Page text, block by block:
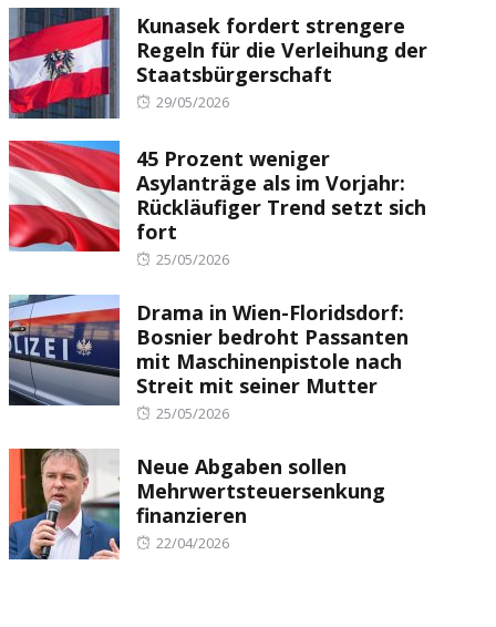
Kunasek fordert strengere
Regeln für die Verleihung der
Staatsbürgerschaft
Posted
29/05/2026
45 Prozent weniger
Asylanträge als im Vorjahr:
Rückläufiger Trend setzt sich
fort
Posted
25/05/2026
Drama in Wien-Floridsdorf:
Bosnier bedroht Passanten
mit Maschinenpistole nach
Streit mit seiner Mutter
Posted
25/05/2026
Neue Abgaben sollen
Mehrwertsteuersenkung
finanzieren
Posted
22/04/2026